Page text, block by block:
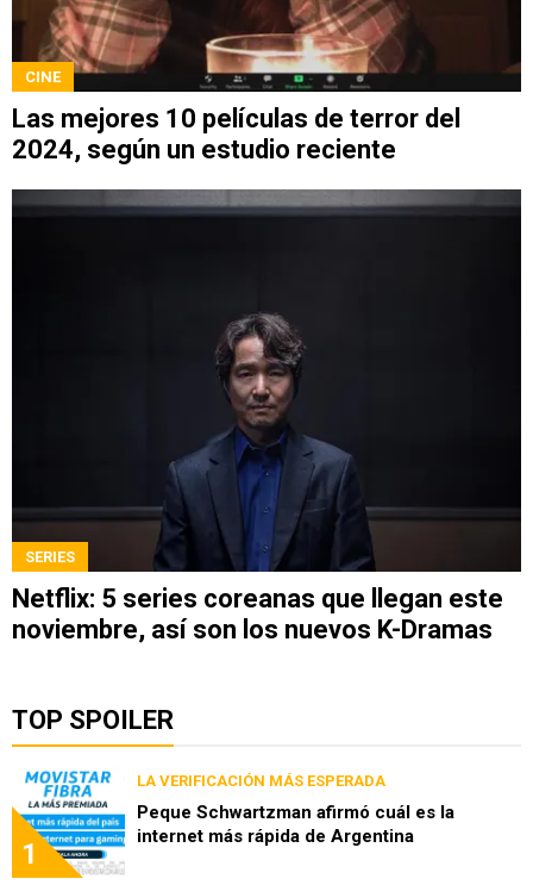
CINE
Las mejores 10 películas de terror del
2024, según un estudio reciente
SERIES
Netflix: 5 series coreanas que llegan este
noviembre, así son los nuevos K-Dramas
TOP SPOILER
1
LA VERIFICACIÓN MÁS ESPERADA
Peque Schwartzman afirmó cuál es la
internet más rápida de Argentina